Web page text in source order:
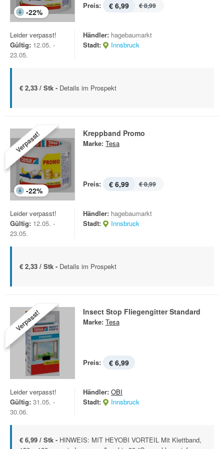
-22%
Preis: € 6,99 € 8,99
Leider verpasst!
Gültig: 12.05. -
23.05.
Händler: hagebaumarkt
Stadt:
Innsbruck
€ 2,33 / Stk - Details im Prospekt
Verpasst!
-22%
Kreppband Promo
Marke: Tesa
Preis: € 6,99 € 8,99
Leider verpasst!
Gültig: 12.05. -
23.05.
Händler: hagebaumarkt
Stadt:
Innsbruck
€ 2,33 / Stk - Details im Prospekt
Verpasst! Insect Stop Fliegengitter Standard
Marke: Tesa
Preis: € 6,99
Leider verpasst!
Gültig: 31.05. -
30.06.
Händler: OBI
Stadt:
Innsbruck
€ 6,99 / Stk - HINWEIS: MIT HEYOBI VORTEIL Mit Klettband,